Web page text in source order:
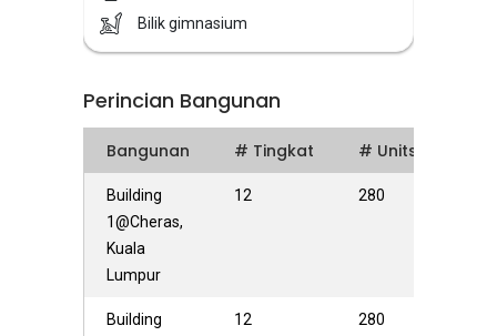
Bilik gimnasium
Perincian Bangunan
Bangunan # Tingkat # Units
Building
1@Cheras,
Kuala
Lumpur
12 280
Building
12 280